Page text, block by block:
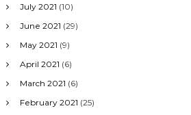
July 2021 (10)
June 2021 (29)
May 2021 (9)
April 2021 (6)
March 2021 (6)
February 2021 (25)